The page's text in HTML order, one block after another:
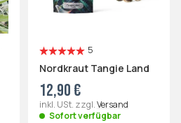
5
Nordkraut Tangie Land
12,90 €
inkl. USt. zzgl.Versand
Sofort verfügbar